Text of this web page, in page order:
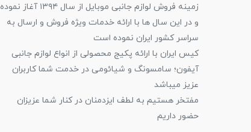
زمینه فروش لوازم جانبی موبایل از سال ۱۳۹۴ آغاز نموده
و در این سال ها با ارائه خدمات ویژه فروش و ارسال به
سراسر کشور ایران نموده است
کیس ایران با ارائه پکیج محصولی از انواع لوازم جانبی
آیفون؛ سامسونگ و شیائومی در خدمت شما کاربران
عزیز میباشد
مفتخر هستیم به لطف ایزدمنان در کنار شما عزیزان
حضور داریم